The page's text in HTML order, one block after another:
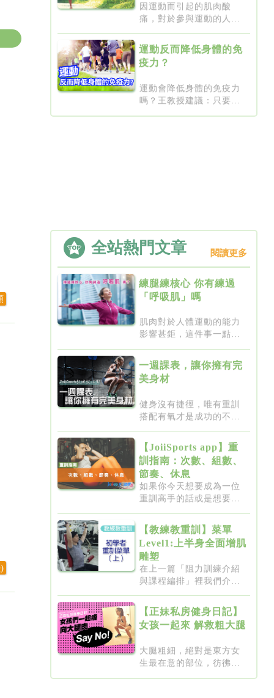
因運動而引起的肌肉酸
痛，對於參與運動的人而
運動反而降低身體的免
疫力？
運動會降低身體的免疫力
嗎？王教授建議：只要謹
全站熱門文章 閱讀更多
練腿練核心 你有練過
「呼吸肌」嗎
肌肉對於人體運動的能力
影響甚鉅，這件事一點都
一週課表，讓你擁有完
美身材
健身沒有捷徑，唯有重訓
搭配有氧才是成功的不二
【JoiiSports app】重
訓指南：次數、組數、
節奏、休息
如果你今天想要成為一位
重訓高手的話或是想要突
【教練教重訓】菜單
Level1:上半身全面增肌
雕塑
在上一篇「阻力訓練介紹
與課程編排」裡我們介紹
【正妹私房健身日記】
女孩一起來 解救粗大腿
大腿粗細，絕對是東方女
生最在意的部位，彷彿大